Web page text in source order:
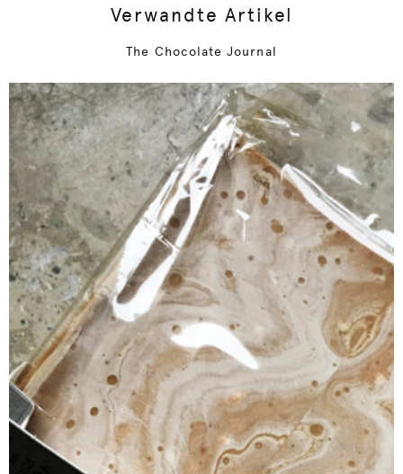
Verwandte Artikel
The Chocolate Journal